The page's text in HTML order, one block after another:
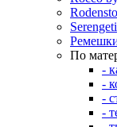
Serengeti
По
-
-
-
-